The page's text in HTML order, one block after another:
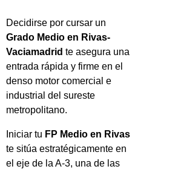
Decidirse por cursar un
Grado Medio en Rivas-
Vaciamadrid te asegura una
entrada rápida y firme en el
denso motor comercial e
industrial del sureste
metropolitano.
Iniciar tu FP Medio en Rivas
te sitúa estratégicamente en
el eje de la A-3, una de las